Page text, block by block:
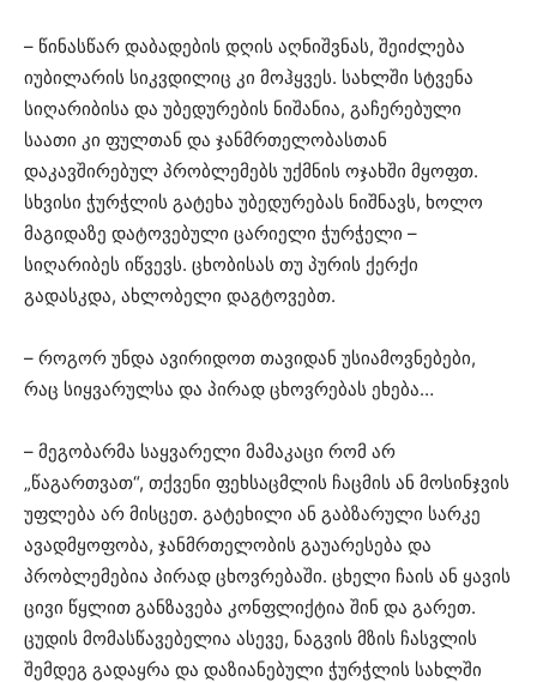
– წინასწარ დაბადების დღის აღნიშვნას, შეიძლება
იუბილარის სიკვდილიც კი მოჰყვეს. სახლში სტვენა
სიღარიბისა და უბედურების ნიშანია, გაჩერებული
საათი კი ფულთან და ჯანმრთელობასთან
დაკავშირებულ პრობლემებს უქმნის ოჯახში მყოფთ.
სხვისი ჭურჭლის გატეხა უბედურებას ნიშნავს, ხოლო
მაგიდაზე დატოვებული ცარიელი ჭურჭელი –
სიღარიბეს იწვევს. ცხობისას თუ პურის ქერქი
გადასკდა, ახლობელი დაგტოვებთ.
– როგორ უნდა ავირიდოთ თავიდან უსიამოვნებები,
რაც სიყვარულსა და პირად ცხოვრებას ეხება…
– მეგობარმა საყვარელი მამაკაცი რომ არ
„წაგართვათ“, თქვენი ფეხსაცმლის ჩაცმის ან მოსინჯვის
უფლება არ მისცეთ. გატეხილი ან გაბზარული სარკე
ავადმყოფობა, ჯანმრთელობის გაუარესება და
პრობლემებია პირად ცხოვრებაში. ცხელი ჩაის ან ყავის
ცივი წყლით განზავება კონფლიქტია შინ და გარეთ.
ცუდის მომასწავებელია ასევე, ნაგვის მზის ჩასვლის
შემდეგ გადაყრა და დაზიანებული ჭურჭლის სახლში